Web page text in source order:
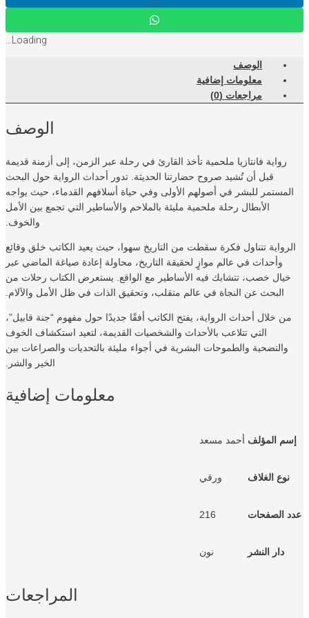
Loading...
الوصف
معلومات إضافية
مراجعات (0)
الوصف
رواية فانتازيا ملحمية تأخذ القارئ في رحلة عبر الزمن، إلى أزمنة قديمة
قبل أن تُشيد صروح حضارتنا الحديثة. تدور أحداث الرواية حول البحث
للبشر في أصولهم الأولى وفي حياة أسلافهم القدماء، حيث يواجه
الأبطال رحلة ملحمية مليئة بالملاحم والأساطير التي تجمع بين الأمل
والخوف.
تتناول فكرة سقطت من التاريخ سهوا، حيث يعيد الكاتب خلق وقائع
وأحداث في عالم موازٍ لحقيقة التاريخ، محاولة إعادة صياغة الماضي عبر
خيال خصب، تتشابك فيه الأساطير مع الواقع. يستعرض الكتاب رحلات من
البحث عن النجاة في عالم متقلب، وتحقيق الذات في ظل الأمل والآلام.
من خلال أحداث الرواية، يفتح الكاتب أفقًا جديدًا حول مفهوم “جنة قابيل”،
التي تتلاعب بالأحداث والشخصيات القديمة، لتعيد استكشاف الخوف
والتضحية والطموحات البشرية في أجواء مليئة بالتحديات والصراعات بين
الخير والشر.
معلومات إضافية
المؤلف أحمد مسعد
نوع الغلاف ورقي
الصفحات
دار النشر
المراجعات